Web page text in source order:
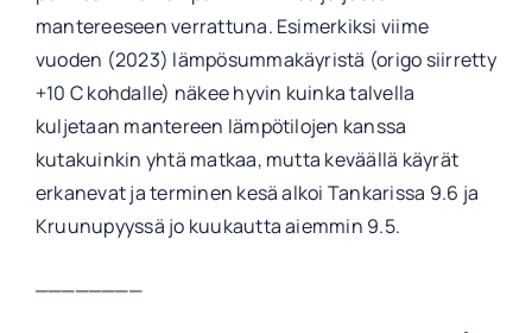
mantereeseen verrattuna. Esimerkiksi viime
vuoden (2023) lämpösummakäyristä (origo siirretty
+10 C kohdalle) näkee hyvin kuinka talvella
kuljetaan mantereen lämpötilojen kanssa
kutakuinkin yhtä matkaa, mutta keväällä käyrät
erkanevat ja terminen kesä alkoi Tankarissa 9.6 ja
Kruunupyyssä jo kuukautta aiemmin 9.5.